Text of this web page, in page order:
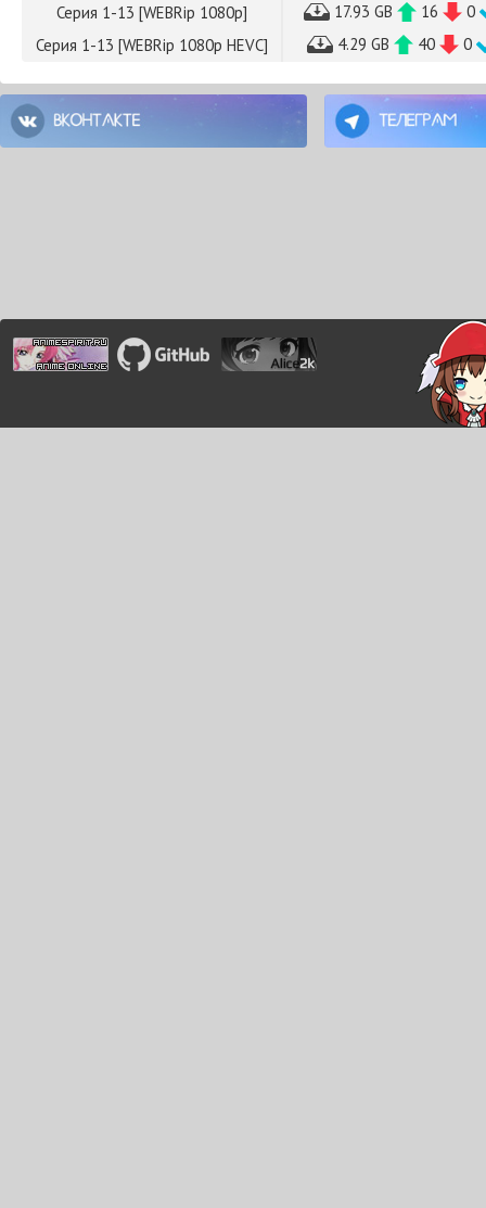
Серия 1-13 [WEBRip 1080p] 17.93 GB 16
0
Серия 1-13 [WEBRip 1080p HEVC]
4.29 GB 40 0